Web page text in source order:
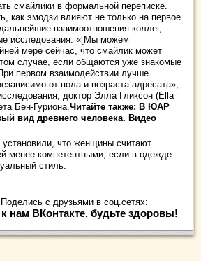
смайлики в формальной переписке.
как эмодзи влияют не только на первое
взаимоотношения коллег,
исследования. «[Мы можем
мере сейчас, что смайлик может
случае, если общаются уже знакомые
первом взаимодействии лучше
от пола и возраста адресата»,
доктор Элла Гликсон (Ella
Бен-Гуриона.Читайте также: В ЮАР
вид древнего человека. Видео
установили, что женщины считают
менее компетентными, если в одежде
стиль.
с друзьями в соц.сетях:
нам ВКонтакте, будьте здоровы!